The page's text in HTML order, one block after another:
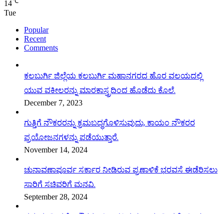
14
Tue
Popular
Recent
Comments
ಕಲಬುರ್ಗಿ ಜಿಲ್ಲೆಯ ಕಲಬುರ್ಗಿ ಮಹಾನಗರದ ಹೊರ ವಲಯದಲ್ಲಿ
ಯುವ ವಕೀಲರನ್ನು ಮಾರಕಾಸ್ತ್ರದಿಂದ ಹೊಡೆದು ಕೊಲೆ.
December 7, 2023
ಗುತ್ತಿಗೆ ನೌಕರರನ್ನು ಕ್ರಮಬದ್ಧಗೊಳಿಸುವುದು, ಕಾಯಂ ನೌಕರರ
ಪ್ರಯೋಜನಗಳನ್ನು ಪಡೆಯುತ್ತಾರೆ.
November 14, 2024
ಚುನಾವಣಾಪೂರ್ವ ಸರ್ಕಾರ ನೀಡಿರುವ ಪ್ರಣಾಳಿಕೆ ಭರವಸೆ ಈಡೆರಿಸಲು
ಸಾರಿಗೆ ಸಚಿವರಿಗೆ ಮನವಿ.
September 28, 2024